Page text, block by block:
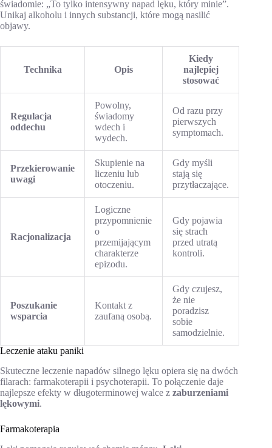
świadomie: „To tylko intensywny napad lęku, który minie”.
Unikaj alkoholu i innych substancji, które mogą nasilić
objawy.
Technika Opis
Kiedy
najlepiej
stosować
Regulacja
oddechu
Powolny,
świadomy
wdech i
wydech.
Od razu przy
pierwszych
symptomach.
Przekierowanie
uwagi
Skupienie na
liczeniu lub
otoczeniu.
Gdy myśli
stają się
przytłaczające.
Racjonalizacja
Logiczne
przypomnienie
o
przemijającym
charakterze
epizodu.
Gdy pojawia
się strach
przed utratą
kontroli.
Poszukanie
wsparcia
Kontakt z
zaufaną osobą.
Gdy czujesz,
że nie
poradzisz
sobie
samodzielnie.
Leczenie ataku paniki
Skuteczne leczenie napadów silnego lęku opiera się na dwóch
filarach: farmakoterapii i psychoterapii. To połączenie daje
najlepsze efekty w długoterminowej walce z zaburzeniami
lękowymi.
Farmakoterapia